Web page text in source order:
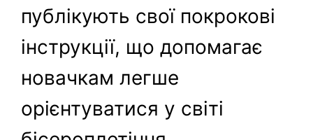
публікують свої покрокові
інструкції, що допомагає
новачкам легше
орієнтуватися у світі